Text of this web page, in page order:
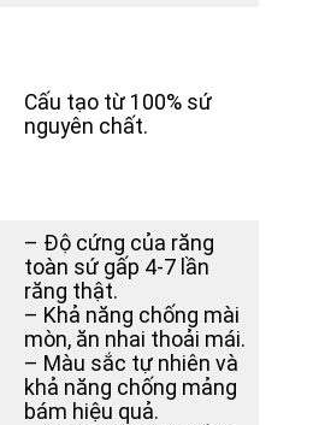
Cấu tạo từ 100% sứ
nguyên chất.
– Độ cứng của răng
toàn sứ gấp 4-7 lần
răng thật.
– Khả năng chống mài
mòn, ăn nhai thoải mái.
– Màu sắc tự nhiên và
khả năng chống mảng
bám hiệu quả.